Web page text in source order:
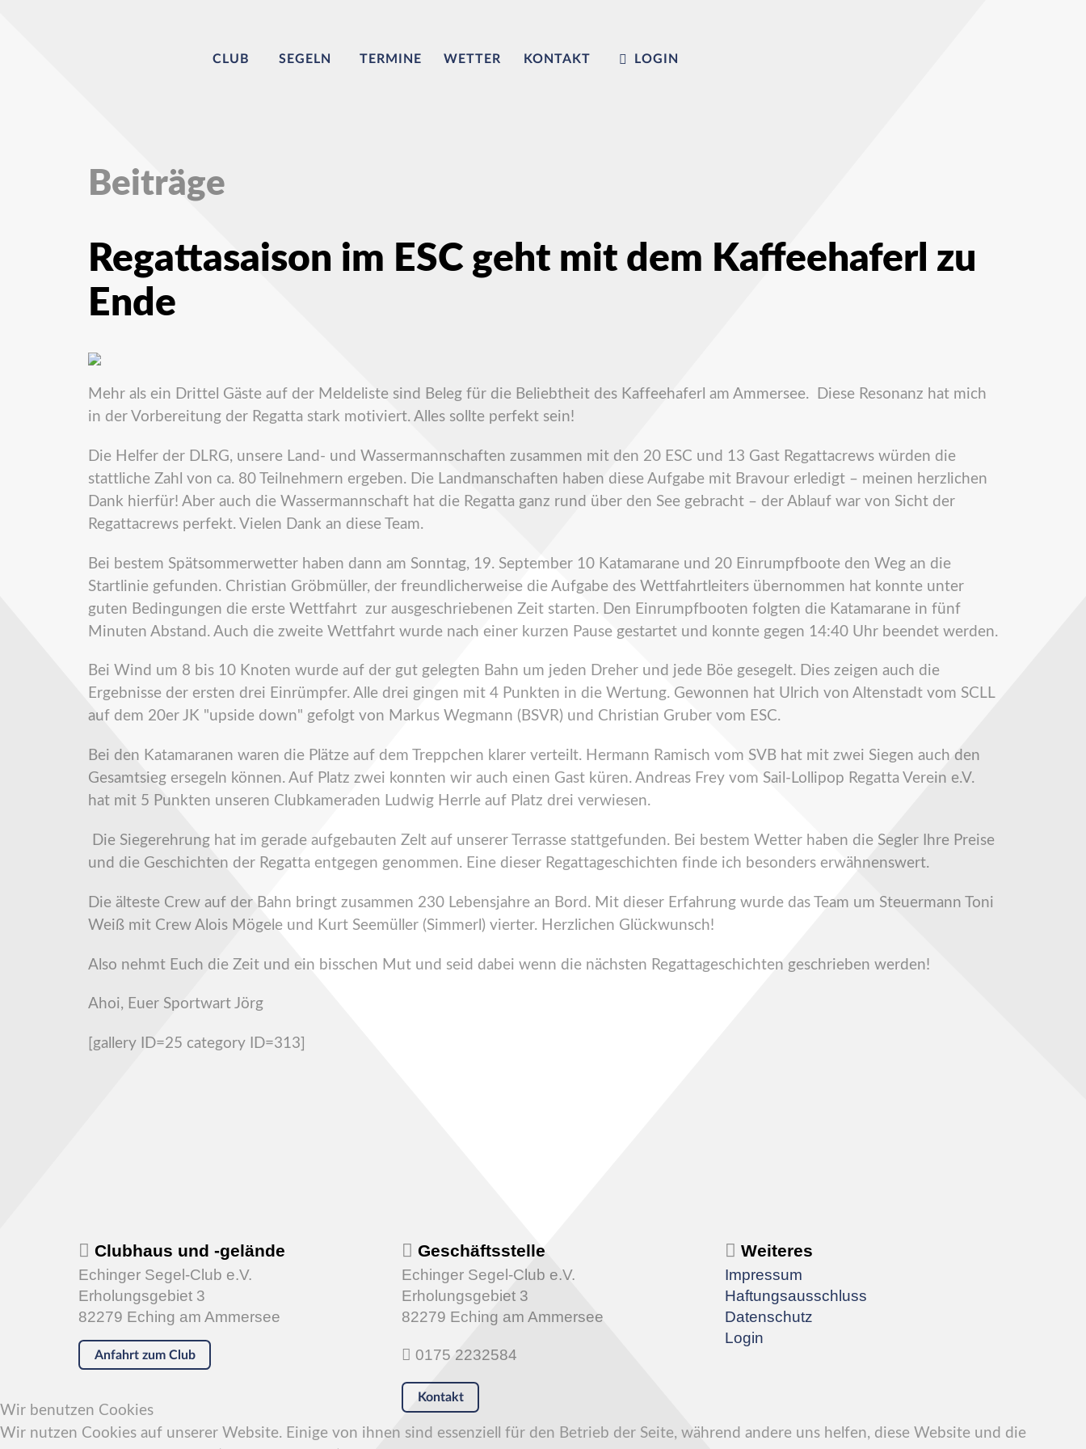
CLUB SEGELN TERMINE WETTER KONTAKT LOGIN
Beiträge
Regattasaison im ESC geht mit dem Kaffeehaferl zu
Ende
Mehr als ein Drittel Gäste auf der Meldeliste sind Beleg für die Beliebtheit des Kaffeehaferl am Ammersee. Diese Resonanz hat mich
in der Vorbereitung der Regatta stark motiviert. Alles sollte perfekt sein!
Die Helfer der DLRG, unsere Land- und Wassermannschaften zusammen mit den 20 ESC und 13 Gast Regattacrews würden die
stattliche Zahl von ca. 80 Teilnehmern ergeben. Die Landmanschaften haben diese Aufgabe mit Bravour erledigt – meinen herzlichen
Dank hierfür! Aber auch die Wassermannschaft hat die Regatta ganz rund über den See gebracht – der Ablauf war von Sicht der
Regattacrews perfekt. Vielen Dank an diese Team.
Bei bestem Spätsommerwetter haben dann am Sonntag, 19. September 10 Katamarane und 20 Einrumpfboote den Weg an die
Startlinie gefunden. Christian Gröbmüller, der freundlicherweise die Aufgabe des Wettfahrtleiters übernommen hat konnte unter
guten Bedingungen die erste Wettfahrt zur ausgeschriebenen Zeit starten. Den Einrumpfbooten folgten die Katamarane in fünf
Minuten Abstand. Auch die zweite Wettfahrt wurde nach einer kurzen Pause gestartet und konnte gegen 14:40 Uhr beendet werden.
Bei Wind um 8 bis 10 Knoten wurde auf der gut gelegten Bahn um jeden Dreher und jede Böe gesegelt. Dies zeigen auch die
Ergebnisse der ersten drei Einrümpfer. Alle drei gingen mit 4 Punkten in die Wertung. Gewonnen hat Ulrich von Altenstadt vom SCLL
auf dem 20er JK "upside down" gefolgt von Markus Wegmann (BSVR) und Christian Gruber vom ESC.
Bei den Katamaranen waren die Plätze auf dem Treppchen klarer verteilt. Hermann Ramisch vom SVB hat mit zwei Siegen auch den
Gesamtsieg ersegeln können. Auf Platz zwei konnten wir auch einen Gast küren. Andreas Frey vom Sail-Lollipop Regatta Verein e.V.
hat mit 5 Punkten unseren Clubkameraden Ludwig Herrle auf Platz drei verwiesen.
Die Siegerehrung hat im gerade aufgebauten Zelt auf unserer Terrasse stattgefunden. Bei bestem Wetter haben die Segler Ihre Preise
und die Geschichten der Regatta entgegen genommen. Eine dieser Regattageschichten finde ich besonders erwähnenswert.
Die älteste Crew auf der Bahn bringt zusammen 230 Lebensjahre an Bord. Mit dieser Erfahrung wurde das Team um Steuermann Toni
Weiß mit Crew Alois Mögele und Kurt Seemüller (Simmerl) vierter. Herzlichen Glückwunsch!
Also nehmt Euch die Zeit und ein bisschen Mut und seid dabei wenn die nächsten Regattageschichten geschrieben werden!
Ahoi, Euer Sportwart Jörg
[gallery ID=25 category ID=313]
Clubhaus und -gelände
Echinger Segel-Club e.V.
Erholungsgebiet 3
82279 Eching am Ammersee
Anfahrt zum Club
Geschäftsstelle
Echinger Segel-Club e.V.
Erholungsgebiet 3
82279 Eching am Ammersee
0175 2232584
Kontakt
Weiteres
Impressum
Haftungsausschluss
Datenschutz
Login
Wir benutzen Cookies
Wir nutzen Cookies auf unserer Website. Einige von ihnen sind essenziell für den Betrieb der Seite, während andere uns helfen, diese Website und die